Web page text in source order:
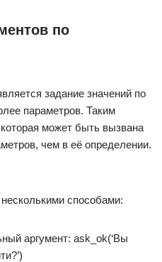
по
задание значений по
параметров. Таким
может быть вызвана
чем в её определении.
способами:
аргумент: ask_ok(‘Вы